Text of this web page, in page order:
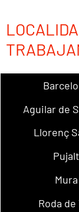
Aguilar de
Llorenç
Pujalt
Mura
Roda de